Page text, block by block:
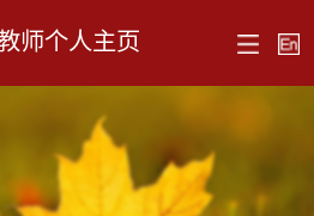
师个人主页